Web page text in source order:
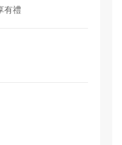
有禮